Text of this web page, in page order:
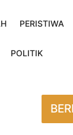
PERISTIWA
POLITIK